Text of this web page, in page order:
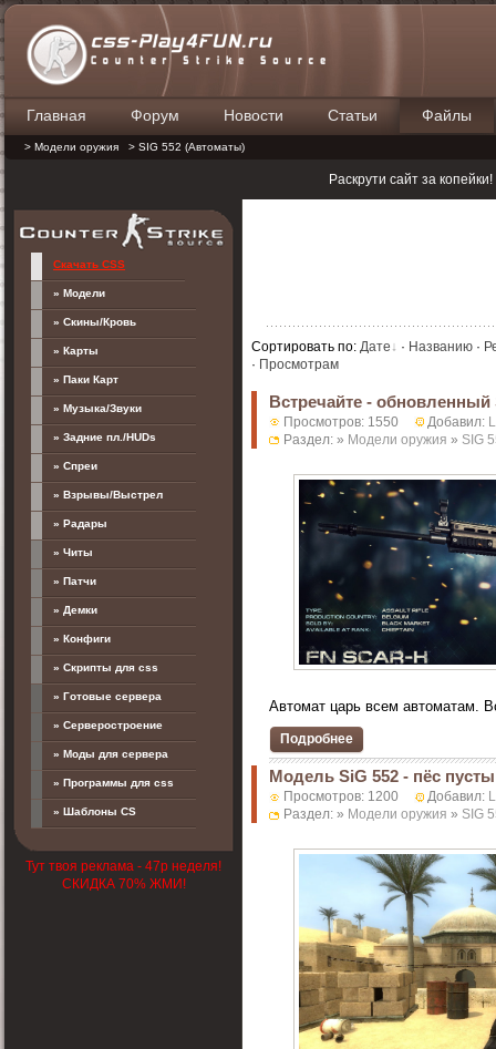
Главная Форум Новости Статьи Файлы
> Модели оружия > SIG 552 (Автоматы)
Раскрути сайт за
Сортировать по: Дате · Названию ·
· Просмотрам
Встречайте - обновленный
Просмотров: 1550 Добавил:
Раздел: » Модели оружия » SIG
Автомат царь всем автоматам.
Подробнее
Модель SiG 552 - пёс
Просмотров: 1200 Добавил:
Раздел: » Модели оружия » SIG
Скачать CSS
» Модели
» Скины/Кровь
» Карты
» Паки Карт
» Музыка/Звуки
» Задние пл./HUDs
» Спреи
» Взрывы/Выстрел
» Радары
» Читы
» Патчи
» Демки
» Конфиги
» Скрипты для css
» Готовые сервера
» Серверостроение
» Моды для сервера
» Программы для css
» Шаблоны CS
Тут твоя реклама - 47р неделя!
СКИДКА 70% ЖМИ!